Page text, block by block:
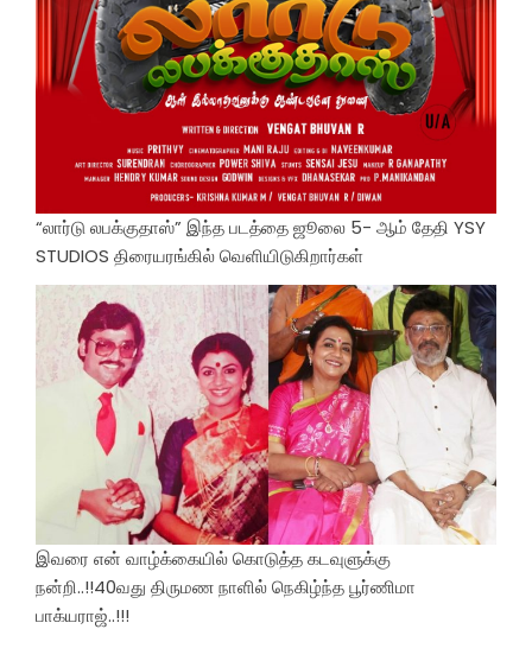
“லார்டு லபக்குதாஸ்” இந்த படத்தை ஜூலை 5- ஆம் தேதி YSY
STUDIOS திரையரங்கில் வெளியிடுகிறார்கள்
இவரை என் வாழ்க்கையில் கொடுத்த கடவுளுக்கு
நன்றி..!!40வது திருமண நாளில் நெகிழ்ந்த பூர்ணிமா
பாக்யராஜ்..!!!